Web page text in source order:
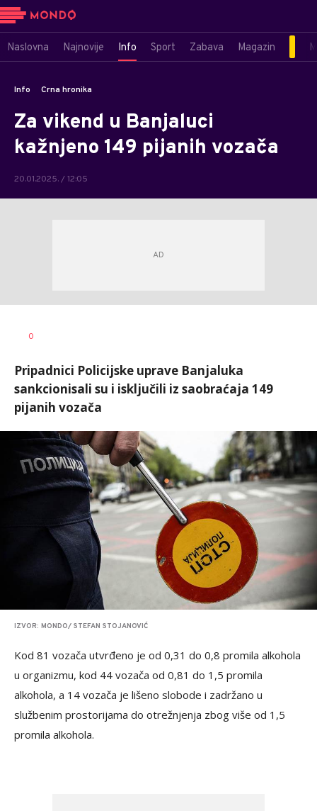
Naslovna Najnovije Info Sport Zabava Magazin
Info Crna hronika
Za vikend u Banjaluci
kažnjeno 149 pijanih vozača
20.01.2025. / 12:05
AUTOR
0
Pripadnici Policijske uprave Banjaluka
sankcionisali su i isključili iz saobraćaja 149
pijanih vozača
IZVOR: MONDO/ STEFAN STOJANOVIĆ
Kod 81 vozača utvrđeno je od 0,31 do 0,8 promila alkohola
u organizmu, kod 44 vozača od 0,81 do 1,5 promila
alkohola, a 14 vozača je lišeno slobode i zadržano u
službenim prostorijama do otrežnjenja zbog više od 1,5
promila alkohola.